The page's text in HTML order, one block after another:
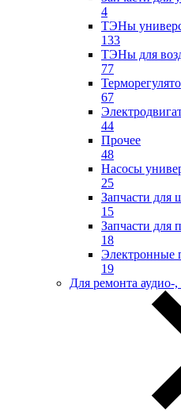
4
ТЭНы
133
ТЭНы для
77
67
44
Прочее
48
Насосы
25
Запчасти
15
Запчасти для
18
Электронные
19
Для ремонта аудио-